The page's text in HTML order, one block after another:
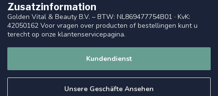
Zusatzinformation
Golden Vital & Beauty B.V. – BTW: NL869477754B01 · KvK:
42050162 Voor vragen over producten of bestellingen kunt u
terecht op onze klantenservicepagina.
Kundendienst
Unsere Geschäfte Ansehen